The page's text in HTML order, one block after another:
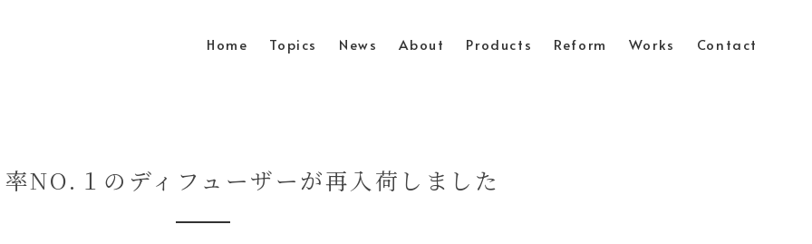
Home Topics News About Products Reform Works Contact
NO.１のディフューザーが再入荷しました